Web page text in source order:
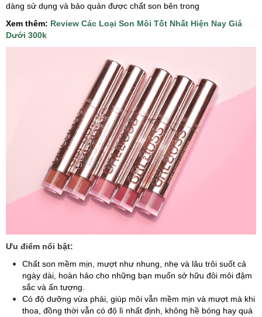
dàng sử dụng và bảo quản được chất son bên trong
Xem thêm: Review Các Loại Son Môi Tốt Nhất Hiện Nay Giá
Dưới 300k
Ưu điểm nổi bật:
Chất son mềm mịn, mượt như nhung, nhẹ và lâu trôi suốt cả
ngày dài, hoàn hảo cho những bạn muốn sở hữu đôi môi đậm
sắc và ấn tượng.
Có độ dưỡng vừa phải, giúp môi vẫn mềm mịn và mượt mà khi
thoa, đồng thời vẫn có độ lì nhất định, không hề bóng hay quá